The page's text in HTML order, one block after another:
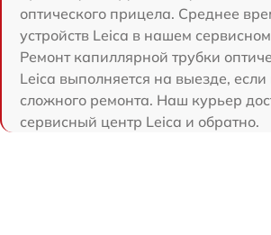
оптического прицела. Среднее
устройств Leica в нашем
Ремонт капиллярной трубки
Leica выполняется на выезде, если
сложного ремонта. Наш курьер
сервисный центр Leica и обратно.